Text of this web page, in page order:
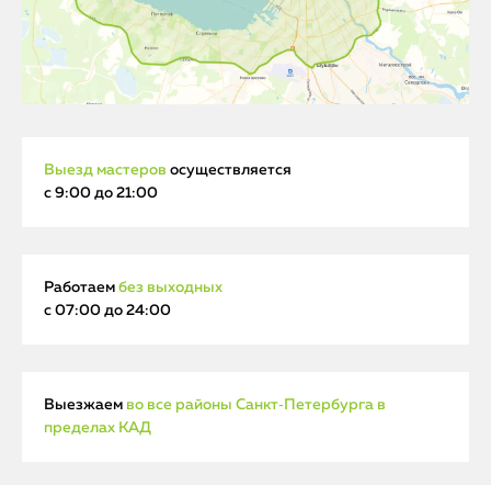
Выезд мастеров осуществляется
с 9:00 до 21:00
Работаем без выходных
с 07:00 до 24:00
Выезжаем во все районы Санкт‑Петербурга в
пределах КАД